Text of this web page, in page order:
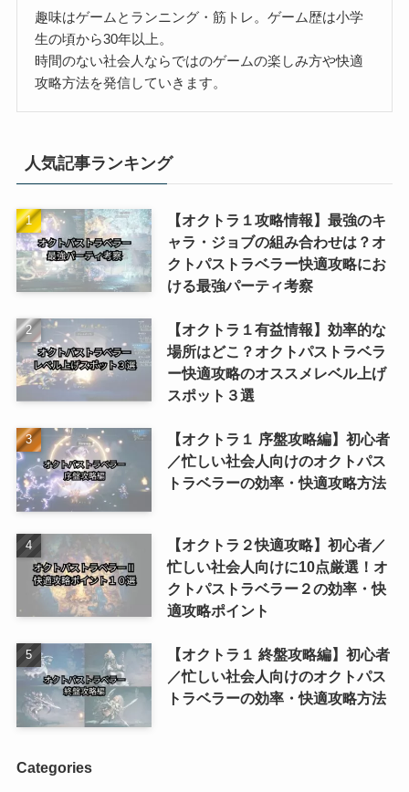
趣味はゲームとランニング・筋トレ。ゲーム歴は小学
生の頃から30年以上。
時間のない社会人ならではのゲームの楽しみ方や快適
攻略方法を発信していきます。
人気記事ランキング
【オクトラ１攻略情報】最強のキ
ャラ・ジョブの組み合わせは？オ
クトパストラベラー快適攻略にお
ける最強パーティ考察
【オクトラ１有益情報】効率的な
場所はどこ？オクトパストラベラ
ー快適攻略のオススメレベル上げ
スポット３選
【オクトラ１ 序盤攻略編】初心者
／忙しい社会人向けのオクトパス
トラベラーの効率・快適攻略方法
【オクトラ２快適攻略】初心者／
忙しい社会人向けに10点厳選！オ
クトパストラベラー２の効率・快
適攻略ポイント
【オクトラ１ 終盤攻略編】初心者
／忙しい社会人向けのオクトパス
トラベラーの効率・快適攻略方法
Categories